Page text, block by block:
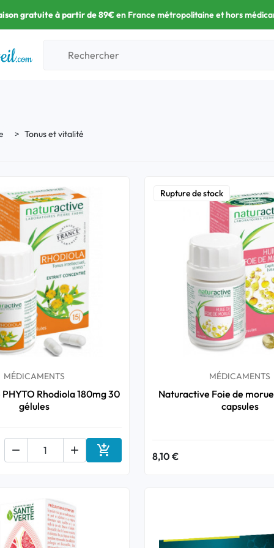
gratuite à partir de 89€en France métropolitaine et hors
Tonus et vitalité
MÉDICAMENTS
Rhodiola 180mg 30
gélules
  Ajouter au panier
Rupture de stock
MÉDICAMENTS
Naturactive Foie de
capsules
8,10 €